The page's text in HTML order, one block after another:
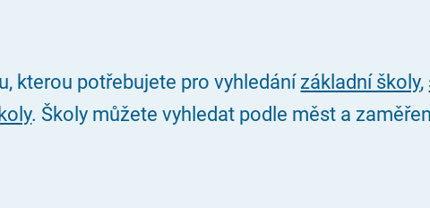
kterou potřebujete pro vyhledání základní školy,
. Školy můžete vyhledat podle měst a